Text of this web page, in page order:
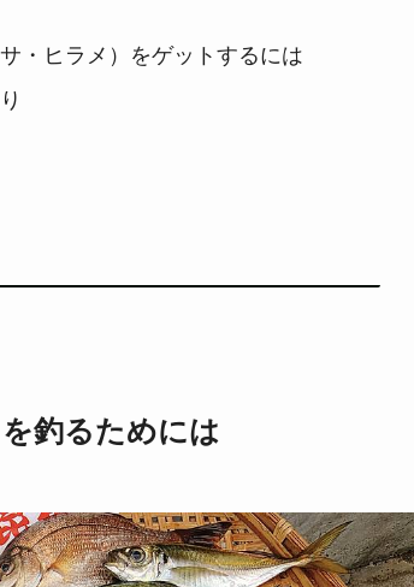
・ヒラメ）をゲットするには
釣るためには